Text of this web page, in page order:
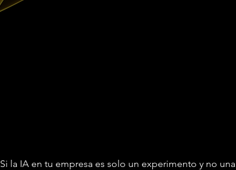
Si la IA en tu empresa es solo un experimento y no una